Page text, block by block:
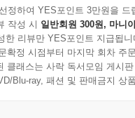
정하여 YES포인트 3만원을 드
작성 시 일반회원 300원, 마니
한 리뷰만 YES포인트 지급됩니
확정 시점부터 마지막 회차 주
클래스는 사락 독서모임 게시
Blu-ray, 패션 및 판매금지 상